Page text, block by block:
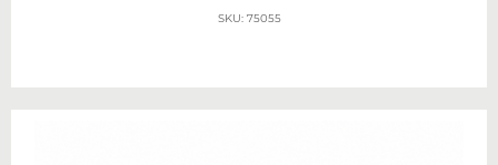
SKU: 75055